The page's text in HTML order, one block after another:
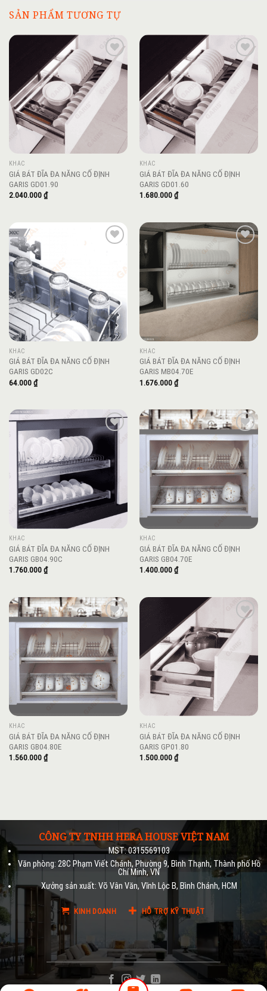
SẢN PHẨM TƯƠNG TỰ
Add to
wishlist
KHÁC
GIÁ BÁT ĐĨA ĐA NĂNG CỐ ĐỊNH
GARIS GD01.90
2.040.000₫
Add to
wishlist
KHÁC
GIÁ BÁT ĐĨA ĐA NĂNG CỐ ĐỊNH
GARIS GD01.60
1.680.000₫
KHÁC
GIÁ BÁT ĐĨA ĐA NĂNG CỐ ĐỊNH
GARIS GD02C
64.000₫
wishlist
KHÁC
GIÁ BÁT ĐĨA ĐA NĂNG CỐ ĐỊNH
GARIS MB04.70E
1.676.000₫
KHÁC
GIÁ BÁT ĐĨA ĐA NĂNG CỐ ĐỊNH
GARIS GB04.90C
1.760.000₫
Add to
wishlist
KHÁC
GIÁ BÁT ĐĨA ĐA NĂNG CỐ ĐỊNH
GARIS GB04.70E
1.400.000₫
Add to
wishlist
KHÁC
GIÁ BÁT ĐĨA ĐA NĂNG CỐ ĐỊNH
GARIS GB04.80E
1.560.000₫
Add to
wishlist
KHÁC
GIÁ BÁT ĐĨA ĐA NĂNG CỐ ĐỊNH
GARIS GP01.80
1.500.000₫
CÔNG TY TNHH HERA HOUSE VIỆT NAM
MST: 0315569103
Văn phòng: 28C Phạm Viết Chánh, Phường 9, Bình Thạnh, Thành phố Hồ
Chí Minh, VN
Xưởng sản xuất: Võ Vân Văn, Vĩnh Lộc B, Bình Chánh, HCM
KINH DOANH HỖ TRỢ KỸ THUẬT